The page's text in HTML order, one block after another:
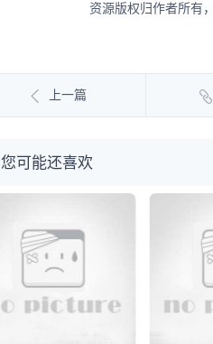
资源版权归作者所有
上一篇
您可能还喜欢